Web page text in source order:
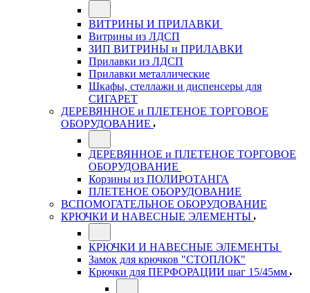
ВИТРИНЫ И ПРИЛАВКИ
Витрины из ЛДСП
ЗИП ВИТРИНЫ и ПРИЛАВКИ
Прилавки из ЛДСП
Прилавки металлические
Шкафы, стеллажи и диспенсеры для
СИГАРЕТ
ДЕРЕВЯННОЕ и ПЛЕТЕНОЕ ТОРГОВОЕ
ОБОРУДОВАНИЕ
ДЕРЕВЯННОЕ и ПЛЕТЕНОЕ ТОРГОВОЕ
ОБОРУДОВАНИЕ
Корзины из ПОЛИРОТАНГА
ПЛЕТЕНОЕ ОБОРУДОВАНИЕ
ВСПОМОГАТЕЛЬНОЕ ОБОРУДОВАНИЕ
КРЮЧКИ И НАВЕСНЫЕ ЭЛЕМЕНТЫ
КРЮЧКИ И НАВЕСНЫЕ ЭЛЕМЕНТЫ
Замок для крючков "СТОПЛОК"
Крючки для ПЕРФОРАЦИИ шаг 15/45мм